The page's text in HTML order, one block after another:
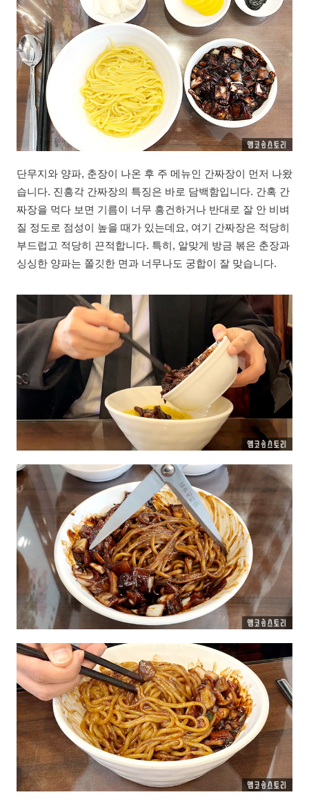
단무지와 양파, 춘장이 나온 후 주 메뉴인 간짜장이 먼저 나왔
습니다. 진흥각 간짜장의 특징은 바로 담백함입니다. 간혹 간
짜장을 먹다 보면 기름이 너무 흥건하거나 반대로 잘 안 비벼
질 정도로 점성이 높을 때가 있는데요, 여기 간짜장은 적당히
부드럽고 적당히 끈적합니다. 특히, 알맞게 방금 볶은 춘장과
싱싱한 양파는 쫄깃한 면과 너무나도 궁합이 잘 맞습니다.